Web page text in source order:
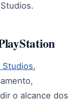
Studios,
o alcance dos